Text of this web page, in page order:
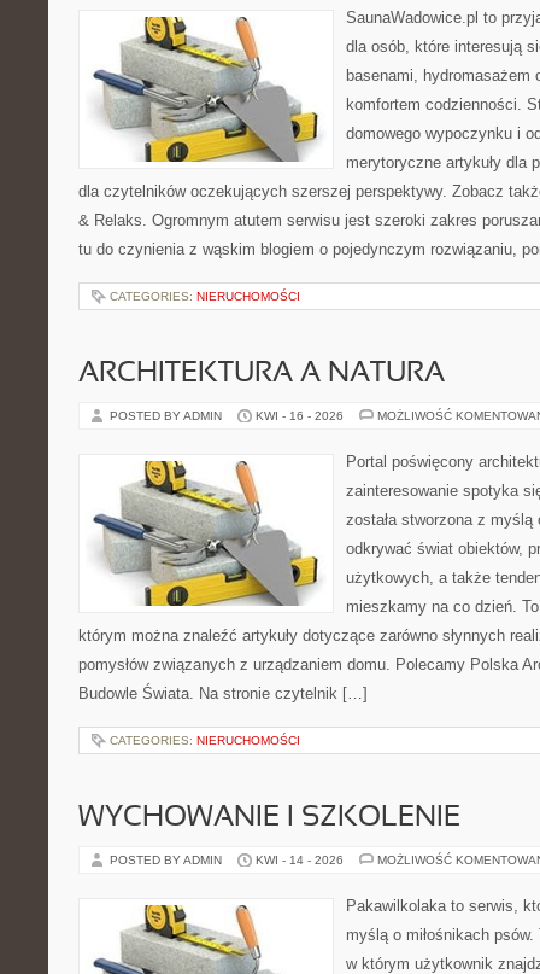
SaunaWadowice.pl to
dla osób, które interesują
basenami, hydromasażem
komfortem codzienności.
domowego wypoczynku i
merytoryczne artykuły dla
dla czytelników oczekujących szerszej perspektywy. Zobacz
& Relaks. Ogromnym atutem serwisu jest szeroki zakres
tu do czynienia z wąskim blogiem o pojedynczym rozwiązaniu,
CATEGORIES: NIERUCHOMOŚCI
ARCHITEKTURA A NATURA
POSTED BY ADMIN KWI - 16 - 2026 MOŻLIWOŚĆ
Portal poświęcony
zainteresowanie spotyka
została stworzona z
odkrywać świat obiektów,
użytkowych, a także
mieszkamy na co dzień.
którym można znaleźć artykuły dotyczące zarówno słynnych
pomysłów związanych z urządzaniem domu. Polecamy Polska
Budowle Świata. Na stronie czytelnik […]
CATEGORIES: NIERUCHOMOŚCI
WYCHOWANIE I SZKOLENIE
POSTED BY ADMIN KWI - 14 - 2026 MOŻLIWOŚĆ
Pakawilkolaka to serwis,
myślą o miłośnikach
w którym użytkownik